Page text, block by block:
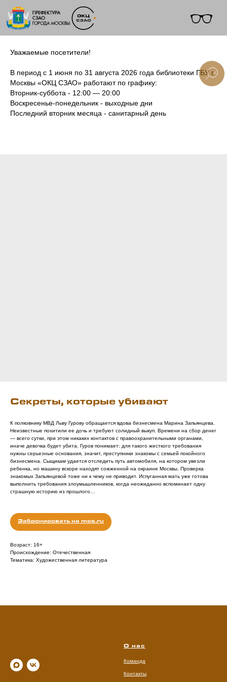
+7 (495) 495-91-10
Уважаемые посетители!
В период с 1 июня по 31 августа 2026 года библиотеки ГБУ г.
Москвы «ОКЦ СЗАО» работают по графику:
Вторник-суббота - 12:00 — 20:00
Воскресенье-понедельник - выходные дни
Последний вторник месяца - санитарный день
Секреты, которые убивают
К полковнику МВД Льву Гурову обращается вдова бизнесмена Марина Запьянцева.
Неизвестные похитили ее дочь и требуют солидный выкуп. Времени на сбор денег
— всего сутки, при этом никаких контактов с правоохранительными органами,
иначе девочка будет убита. Гуров понимает: для такого жесткого требования
нужны серьезные основания, значит, преступники знакомы с семьей покойного
бизнесмена. Сыщикам удается отследить путь автомобиля, на котором увезли
ребенка, но машину вскоре находят сожженной на окраине Москвы. Проверка
знакомых Запьянцевой тоже ни к чему не приводит. Испуганная мать уже готова
выполнить требования злоумышленников, когда неожиданно вспоминает одну
страшную историю из прошлого…
Забронировать на mos.ru
Возраст: 16+
Происхождение: Отечественная
Тематика: Художественная литература
О нас
Команда
Контакты